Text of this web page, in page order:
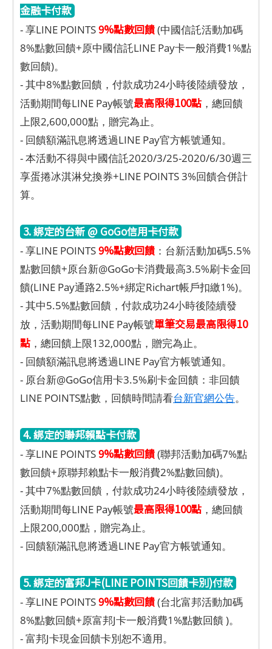
金融卡付款
- 享LINE POINTS9%點數回饋(中國信託活動加碼
8%點數回饋+原中國信託LINE Pay卡一般消費1%點
數回饋)。
- 其中8%點數回饋，付款成功24小時後陸續發放，
活動期間每LINE Pay帳號最高限得100點 ，總回饋
上限2,600,000點，贈完為止。
- 回饋額滿訊息將透過LINE Pay官方帳號通知。
- 本活動不得與中國信託2020/3/25-2020/6/30週三
享蛋捲冰淇淋兌換券+LINE POINTS 3%回饋合併計
算。
3. 綁定的台新 @ GoGo信用卡付款
- 享LINE POINTS9%點數回饋 ：台新活動加碼5.5%
點數回饋+原台新@GoGo卡消費最高3.5%刷卡金回
饋(LINE Pay通路2.5%+綁定Richart帳戶扣繳1%)。
- 其中5.5%點數回饋，付款成功24小時後陸續發
放，活動期間每LINE Pay帳號單筆交易最高限得10
點 ，總回饋上限132,000點，贈完為止。
- 回饋額滿訊息將透過LINE Pay官方帳號通知。
- 原台新@GoGo信用卡3.5%刷卡金回饋：非回饋
LINE POINTS點數，回饋時間請看台新官網公告。
4. 綁定的聯邦賴點卡付款
- 享LINE POINTS9%點數回饋(聯邦活動加碼7%點
數回饋+原聯邦賴點卡一般消費2%點數回饋)。
- 其中7%點數回饋，付款成功24小時後陸續發放，
活動期間每LINE Pay帳號最高限得100點 ，總回饋
上限200,000點，贈完為止。
- 回饋額滿訊息將透過LINE Pay官方帳號通知。
5. 綁定的富邦J卡(LINE POINTS回饋卡別)付款
- 享LINE POINTS9%點數回饋(台北富邦活動加碼
8%點數回饋+原富邦J卡一般消費1%點數回饋 )。
- 富邦J卡現金回饋卡別恕不適用。